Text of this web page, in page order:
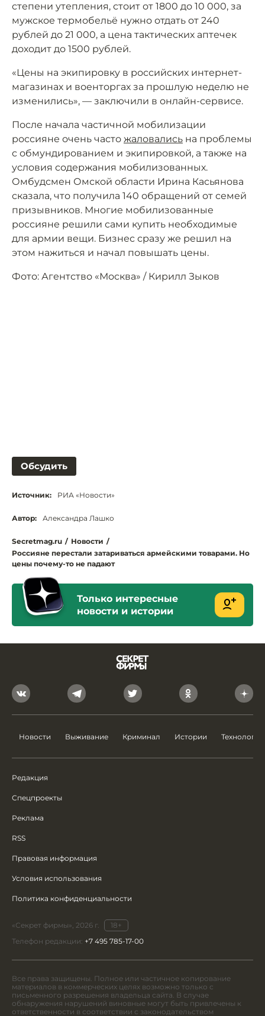
степени утепления, стоит от 1800 до 10 000, за
мужское термобельё нужно отдать от 240
рублей до 21 000, а цена тактических аптечек
доходит до 1500 рублей.
«Цены на экипировку в российских интернет-
магазинах и военторгах за прошлую неделю не
изменились», — заключили в онлайн-сервисе.
После начала частичной мобилизации
россияне очень часто жаловались на проблемы
с обмундированием и экипировкой, а также на
условия содержания мобилизованных.
Омбудсмен Омской области Ирина Касьянова
сказала, что получила 140 обращений от семей
призывников. Многие мобилизованные
россияне решили сами купить необходимые
для армии вещи. Бизнес сразу же решил на
этом нажиться и начал повышать цены.
Фото: Агентство «Москва» / Кирилл Зыков
Обсудить
Источник: РИА «Новости»
Автор: Александра Лашко
Secretmag.ru / Новости /
Россияне перестали затариваться армейскими товарами. Но
цены почему-то не падают
Только интересные
новости и истории
Новости Выживание Криминал Истории Технологии
Редакция
Спецпроекты
Реклама
RSS
Правовая информация
Условия использования
Политика конфиденциальности
«Секрет фирмы», 2026 г.
18+
Телефон редакции: +7 495 785-17-00
Все права защищены. Полное или частичное копирование
материалов в коммерческих целях возможно только с
письменного разрешения владельца сайта. В случае
обнаружения нарушений виновные могут быть привлечены к
ответственности в соответствии с законодательством